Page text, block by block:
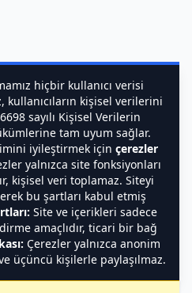
hiçbir kullanıcı verisi
kullanıcıların kişisel verilerini
sayılı Kişisel Verilerin
tam uyum sağlar.
iyileştirmek için çerezler
yalnızca site fonksiyonları
kişisel veri toplamaz. Siteyi
bu şartları kabul etmiş
Site ve içerikleri sadece
amaçlıdır, ticari bir bağ
Çerezler yalnızca anonim
üçüncü kişilerle paylaşılmaz.